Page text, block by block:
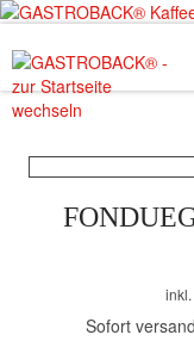
inkl.
Sofort